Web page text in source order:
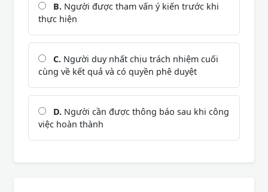
B. Người được tham vấn ý kiến trước khi
thực hiện
C. Người duy nhất chịu trách nhiệm cuối
cùng về kết quả và có quyền phê duyệt
D. Người cần được thông báo sau khi công
việc hoàn thành